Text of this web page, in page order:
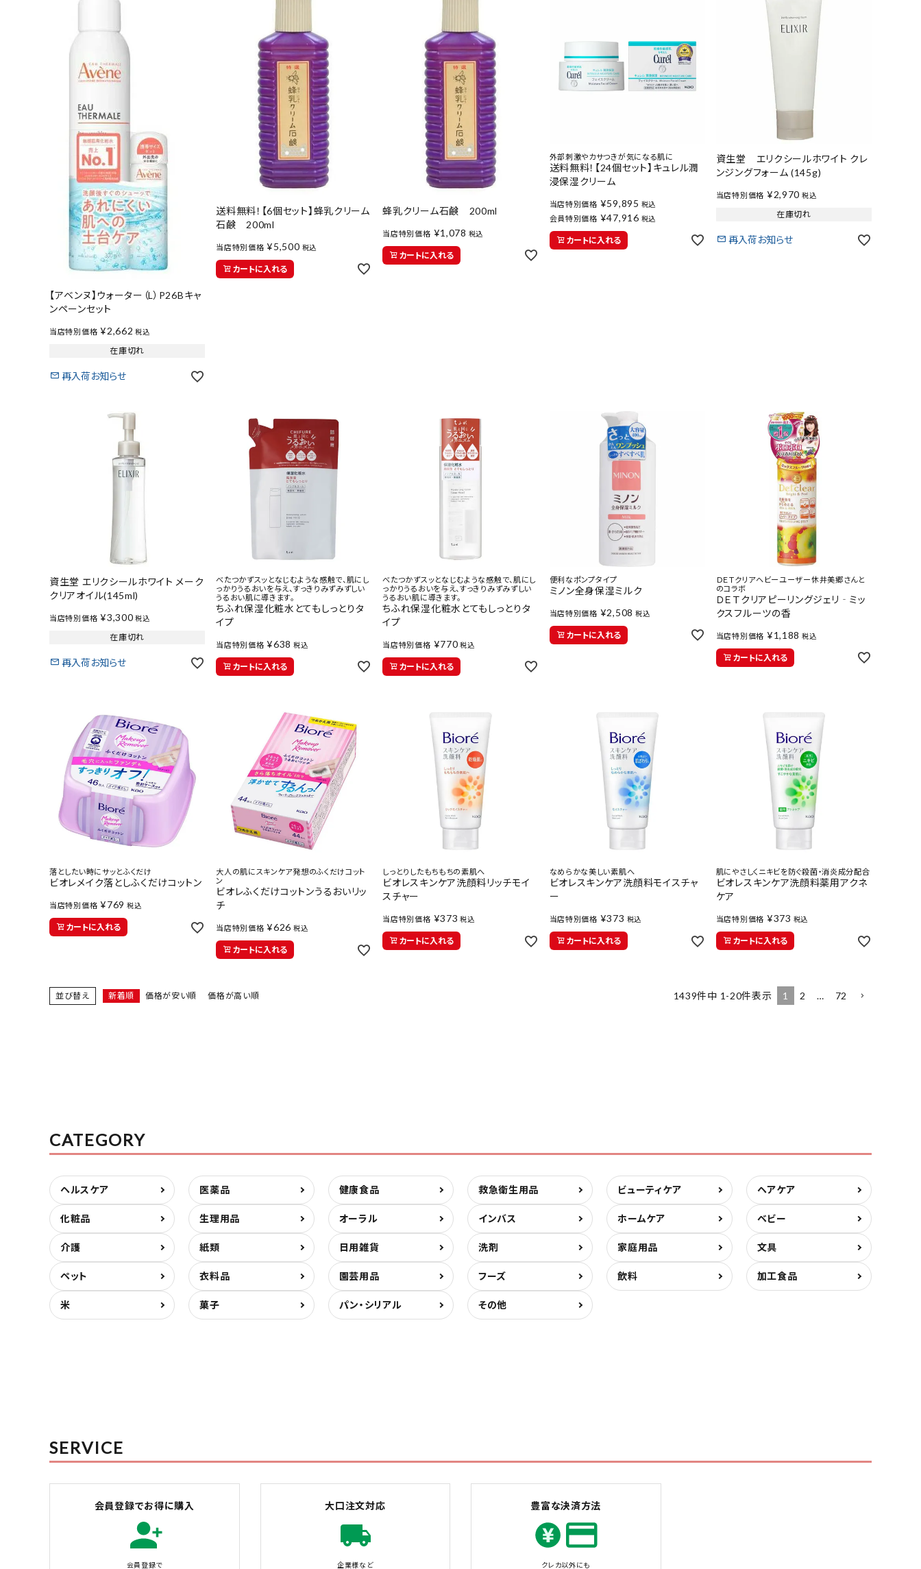
【アベンヌ】ウォーター（L）P26Bキャ
ンペーンセット
当店特別価格 ¥2,662 税込
在庫切れ
再入荷お知らせ
送料無料！【6個セット】蜂乳クリーム
石鹸 200ml
当店特別価格 ¥5,500 税込
カートに入れる
蜂乳クリーム石鹸 200ml
当店特別価格 ¥1,078 税込
カートに入れる
外部刺激やカサつきが気になる肌に
送料無料！【24個セット】キュレル潤
浸保湿クリーム
当店特別価格 ¥59,895 税込
会員特別価格 ¥47,916 税込
カートに入れる
資生堂 エリクシールホワイト クレ
ンジングフォーム (145g)
当店特別価格 ¥2,970 税込
在庫切れ
再入荷お知らせ
資生堂 エリクシールホワイト メーク
クリアオイル(145ml)
当店特別価格 ¥3,300 税込
在庫切れ
再入荷お知らせ
べたつかずスッとなじむような感触で、肌にし
っかりうるおいを与え、すっきりみずみずしい
うるおい肌に導きます。
ちふれ保湿化粧水とてもしっとりタ
イプ
当店特別価格 ¥638 税込
カートに入れる
べたつかずスッとなじむような感触で、肌にし
っかりうるおいを与え、すっきりみずみずしい
うるおい肌に導きます。
ちふれ保湿化粧水とてもしっとりタ
イプ
当店特別価格 ¥770 税込
カートに入れる
便利なポンプタイプ
ミノン全身保湿ミルク
当店特別価格 ¥2,508 税込
カートに入れる
ＤＥＴクリアヘビーユーザー休井美郷さんと
のコラボ
ＤＥＴクリアピーリングジェリ‐ミッ
クスフルーツの香
当店特別価格 ¥1,188 税込
カートに入れる
落としたい時にサッとふくだけ
ビオレメイク落としふくだけコットン
当店特別価格 ¥769 税込
カートに入れる
大人の肌にスキンケア発想のふくだけコット
ン
ビオレふくだけコットンうるおいリッ
チ
当店特別価格 ¥626 税込
カートに入れる
しっとりしたもちもちの素肌へ
ビオレスキンケア洗顔料リッチモイ
スチャー
当店特別価格 ¥373 税込
カートに入れる
なめらかな美しい素肌へ
ビオレスキンケア洗顔料モイスチャ
ー
当店特別価格 ¥373 税込
カートに入れる
肌にやさしくニキビを防ぐ殺菌・消炎成分配合
ビオレスキンケア洗顔料薬用アクネ
ケア
当店特別価格 ¥373 税込
カートに入れる
並び替え 新着順 価格が安い順 価格が高い順 1439件中 1 -20件表示 1 2 … 72
CATEGORY
ヘルスケア 医薬品 健康食品 救急衛生用品 ビューティケア ヘアケア
化粧品 生理用品 オーラル インバス ホームケア ベビー
介護 紙類 日用雑貨 洗剤 家庭用品 文具
ペット 衣料品 園芸用品 フーズ 飲料 加工食品
米 菓子 パン・シリアル その他
SERVICE
会員登録でお得に購入
会員登録で
大口注文対応
企業様など
豊富な決済方法
クレカ以外にも